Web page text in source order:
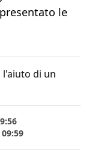
le
l'aiuto di un